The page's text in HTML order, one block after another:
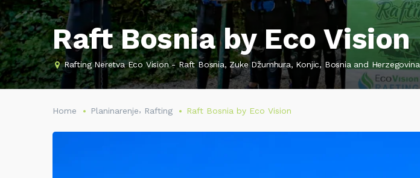
Raft Bosnia by Eco Vision
Rafting Neretva Eco Vision - Raft Bosnia, Zuke Džumhura, Konjic, Bosnia and Herzegovina
Home Planinarenje, Rafting Raft Bosnia by Eco Vision